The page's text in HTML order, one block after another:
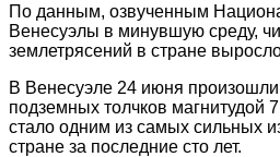
По данным, озвученным
Венесуэлы в минувшую среду,
землетрясений в стране
В Венесуэле 24 июня
подземных толчков магнитудой
стало одним из самых сильных
стране за последние сто лет.